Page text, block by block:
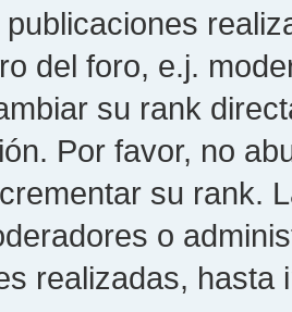
del foro, e.j.
su rank
Por favor, no
su rank.
o
realizadas, hasta